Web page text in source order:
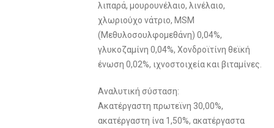
λιπαρά, μουρουνέλαιο, λινέλαιο,
χλωριούχο νάτριο, MSM
(Μεθυλοσουλφομεθάνη) 0,04%,
γλυκοζαμίνη 0,04%, Χονδροϊτίνη θεϊκή
ένωση 0,02%, ιχνοστοιχεία και βιταμίνες.
Αναλυτική σύσταση:
Ακατέργαστη πρωτεϊνη 30,00%,
ακατέργαστη ίνα 1,50%, ακατέργαστα